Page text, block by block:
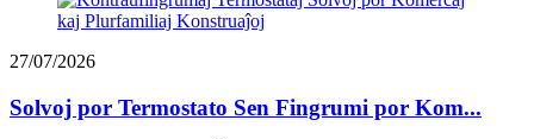
27/07/2026
Solvoj por Termostato Sen Fingrumi por Kom...